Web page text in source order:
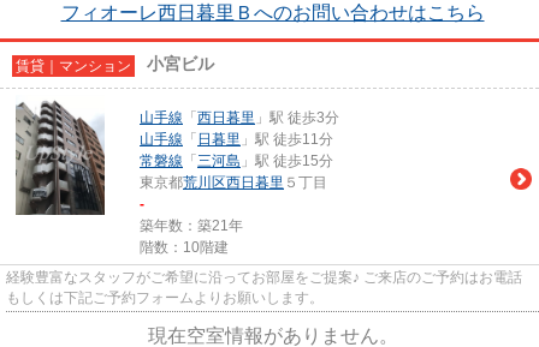
フィオーレ西日暮里Ｂへのお問い合わせはこちら
賃貸｜マンション 小宮ビル
山手線 「 西日暮里 」駅 徒歩3分
山手線 「 日暮里 」駅 徒歩11分
常磐線 「 三河島 」駅 徒歩15分
東京都荒川区西日暮里 ５丁目
-
築年数：築21年
階数：10階建
経験豊富なスタッフがご希望に沿ってお部屋をご提案♪ ご来店のご予約はお電話
もしくは下記ご予約フォームよりお願いします。
現在空室情報がありません。